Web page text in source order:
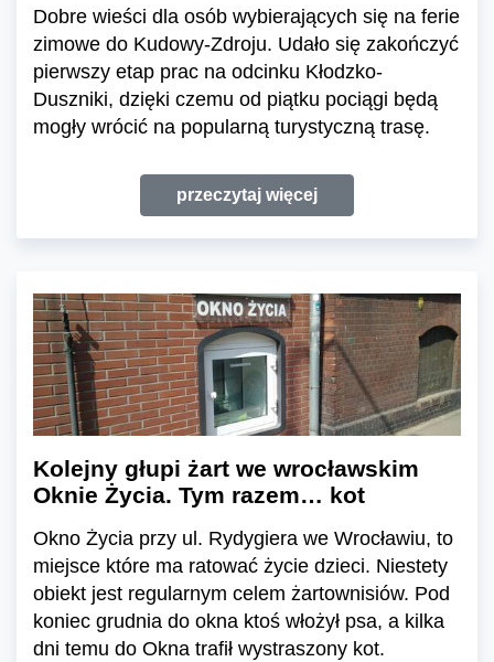
Dobre wieści dla osób wybierających się na ferie
zimowe do Kudowy-Zdroju. Udało się zakończyć
pierwszy etap prac na odcinku Kłodzko-
Duszniki, dzięki czemu od piątku pociągi będą
mogły wrócić na popularną turystyczną trasę.
przeczytaj więcej
Kolejny głupi żart we wrocławskim
Oknie Życia. Tym razem… kot
Okno Życia przy ul. Rydygiera we Wrocławiu, to
miejsce które ma ratować życie dzieci. Niestety
obiekt jest regularnym celem żartownisiów. Pod
koniec grudnia do okna ktoś włożył psa, a kilka
dni temu do Okna trafił wystraszony kot.